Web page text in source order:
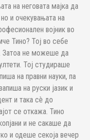
на неговата мајка да
и очекувањата на
војник во
Тино? Тој во себе
Затоа не можеше да
Тој студираше
на правни науки, па
на руски јазик и
и така сè до
се откажа. Тино
и не сакаше да
и одеше секоја вечер